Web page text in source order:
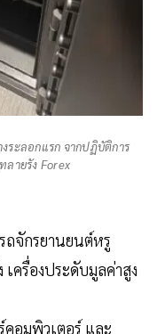
ระลอกแรก จากปฏิบัติการ
ลายรัง Forex
ถจักรยานยนต์หรู
ครื่องประดับมูลค่าสูง
อมพิวเตอร์ และ